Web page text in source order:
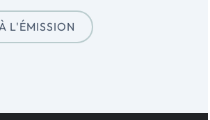
L'ÉMISSION